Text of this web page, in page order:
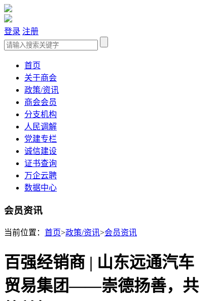
登录 注册
首页
关于商会
政策/资讯
商会会员
分支机构
人民调解
党建专栏
诚信建设
证书查询
万企云聘
数据中心
会员资讯
当前位置： 首页>政策/资讯>会员资讯
百强经销商 | 山东远通汽车
贸易集团——崇德扬善，共